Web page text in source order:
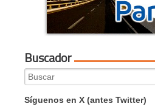
Buscador
Search
for:
Síguenos en X (antes Twitter)